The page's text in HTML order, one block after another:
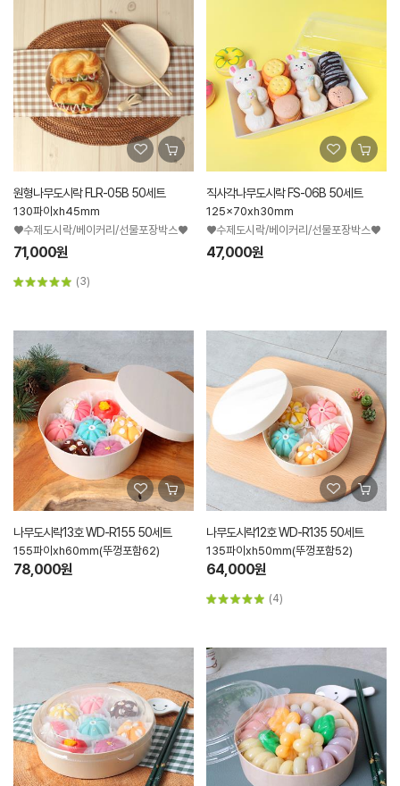
원형나무도시락 FLR-05B 50세트
130파이xh45mm
♥수제도시락/베이커리/선물포장박스♥
71,000원
(3)
직사각나무도시락 FS-06B 50세트
125x70xh30mm
♥수제도시락/베이커리/선물포장박스♥
47,000원
나무도시락13호 WD-R155 50세트
155파이xh60mm(뚜껑포함62)
78,000원
나무도시락12호 WD-R135 50세트
135파이xh50mm(뚜껑포함52)
64,000원
(4)